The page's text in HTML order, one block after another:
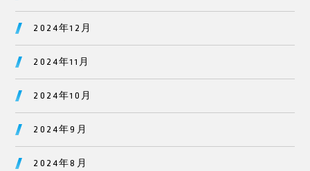
2024年12月
2024年11月
2024年10月
2024年9月
2024年8月